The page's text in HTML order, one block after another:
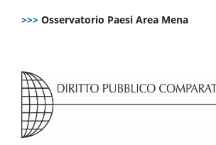
>>> Osservatorio Paesi Area Mena